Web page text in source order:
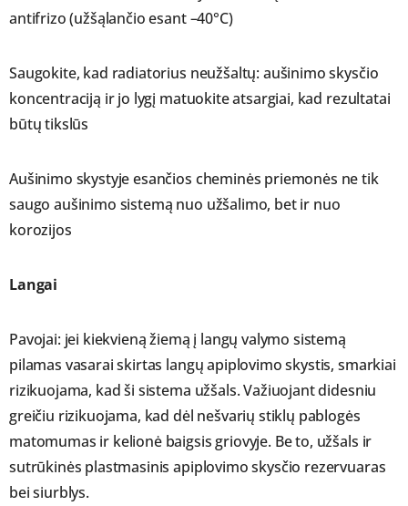
antifrizo (užšąlančio esant –40°C)
Saugokite, kad radiatorius neužšaltų: aušinimo skysčio
koncentraciją ir jo lygį matuokite atsargiai, kad rezultatai
būtų tikslūs
Aušinimo skystyje esančios cheminės priemonės ne tik
saugo aušinimo sistemą nuo užšalimo, bet ir nuo
korozijos
Langai
Pavojai: jei kiekvieną žiemą į langų valymo sistemą
pilamas vasarai skirtas langų apiplovimo skystis, smarkiai
rizikuojama, kad ši sistema užšals. Važiuojant didesniu
greičiu rizikuojama, kad dėl nešvarių stiklų pablogės
matomumas ir kelionė baigsis griovyje. Be to, užšals ir
sutrūkinės plastmasinis apiplovimo skysčio rezervuaras
bei siurblys.